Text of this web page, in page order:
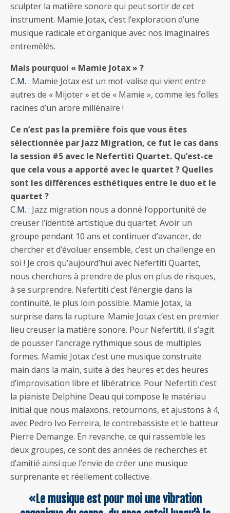
sculpter la matière sonore qui peut sortir de cet
instrument. Mamie Jotax, c’est l’exploration d’une
musique radicale et organique avec nos imaginaires
entremêlés.
Mais pourquoi « Mamie Jotax » ?
C.M. : Mamie Jotax est un mot-valise qui vient entre
autres de « Mijoter » et de « Mamie », comme les folles
racines d’un arbre millénaire !
Ce n’est pas la première fois que vous êtes
sélectionnée par Jazz Migration, ce fut le cas dans
la session #5 avec le Nefertiti Quartet. Qu’est-ce
que cela vous a apporté avec le quartet ? Quelles
sont les différences esthétiques entre le duo et le
quartet ?
C.M. : Jazz migration nous a donné l’opportunité de
creuser l’identité artistique du quartet. Avoir un
groupe pendant 10 ans et continuer d’avancer, de
chercher et d’évoluer ensemble, c’est un challenge en
soi ! Je crois qu’aujourd’hui avec Nefertiti Quartet,
nous cherchons à prendre de plus en plus de risques,
à se surprendre. Nefertiti c’est l’énergie dans la
continuité, le plus loin possible. Mamie Jotax, la
surprise dans la rupture. Mamie Jotax c’est en premier
lieu creuser la matière sonore. Pour Nefertiti, il s’agit
de pousser l’ancrage rythmique sous de multiples
formes. Mamie Jotax c’est une musique construite
main dans la main, suite à des heures et des heures
d’improvisation libre et libératrice. Pour Nefertiti c’est
la pianiste Delphine Deau qui compose le matériau
initial que nous malaxons, retournons, et ajustons à 4,
avec Pedro Ivo Ferreira, le contrebassiste et le batteur
Pierre Demange. En revanche, ce qui rassemble les
deux groupes, ce sont des années de recherches et
d’amitié ainsi que l’envie de créer une musique
surprenante et réellement collective.
«Le musique est pour moi une vibration